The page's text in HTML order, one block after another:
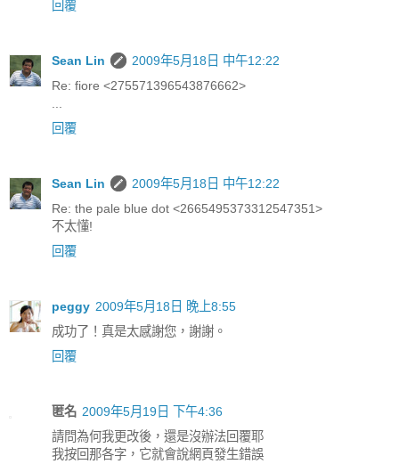
回覆
Sean Lin
2009年5月18日 中午12:22
Re: fiore <275571396543876662>
...
回覆
Sean Lin
2009年5月18日 中午12:22
Re: the pale blue dot <2665495373312547351>
不太懂!
回覆
peggy 2009年5月18日 晚上8:55
成功了！真是太感謝您，謝謝。
回覆
匿名 2009年5月19日 下午4:36
請問為何我更改後，還是沒辦法回覆耶
我按回那各字，它就會說網頁發生錯誤